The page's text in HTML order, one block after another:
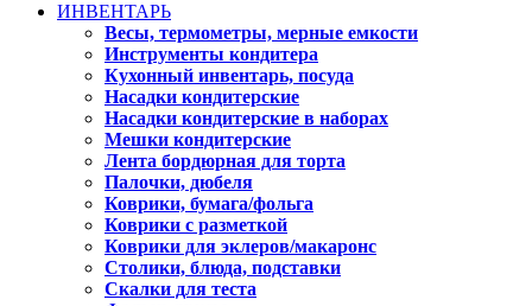
ИНВЕНТАРЬ
Весы, термометры, мерные емкости
Инструменты кондитера
Кухонный инвентарь, посуда
Насадки кондитерские
Насадки кондитерские в наборах
Мешки кондитерские
Лента бордюрная для торта
Палочки, дюбеля
Коврики, бумага/фольга
Коврики с разметкой
Коврики для эклеров/макаронс
Столики, блюда, подставки
Скалки для теста